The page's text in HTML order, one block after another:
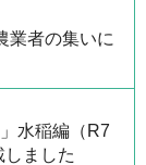
業者の集いに
水稲編（R7
ました